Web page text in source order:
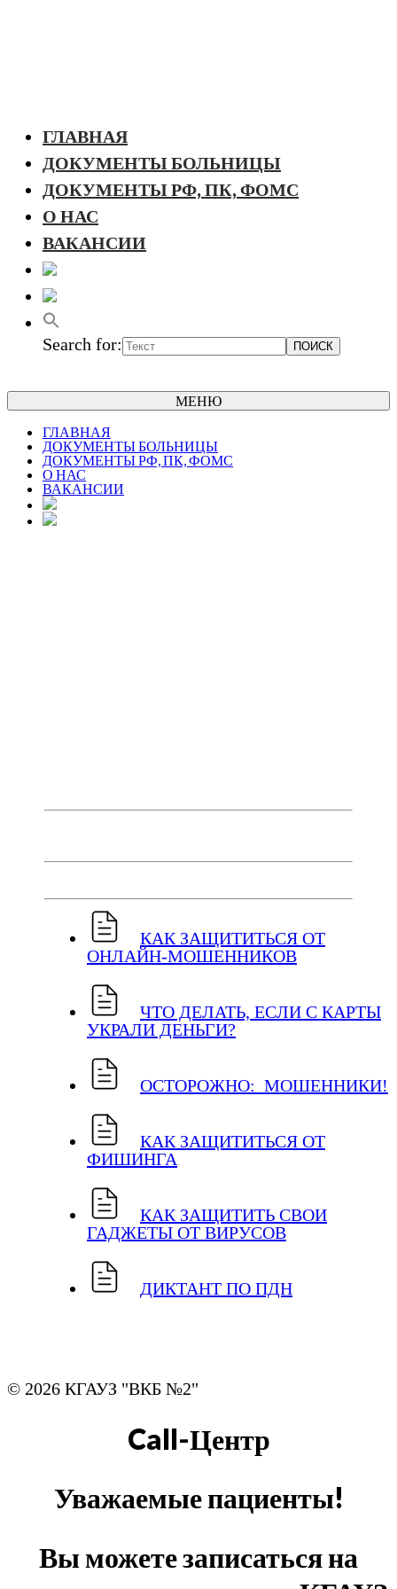
ГЛАВНАЯ
ДОКУМЕНТЫ БОЛЬНИЦЫ
ДОКУМЕНТЫ РФ, ПК, ФОМС
О НАС
ВАКАНСИИ
Search for:
МЕНЮ
ГЛАВНАЯ
ДОКУМЕНТЫ БОЛЬНИЦЫ
ДОКУМЕНТЫ РФ, ПК, ФОМС
О НАС
ВАКАНСИИ
КАК ЗАЩИТИТЬСЯ ОТ
ОНЛАЙН-МОШЕННИКОВ
ЧТО ДЕЛАТЬ, ЕСЛИ С КАРТЫ
УКРАЛИ ДЕНЬГИ?
ОСТОРОЖНО: МОШЕННИКИ!
КАК ЗАЩИТИТЬСЯ ОТ
ФИШИНГА
КАК ЗАЩИТИТЬ СВОИ
ГАДЖЕТЫ ОТ ВИРУСОВ
ДИКТАНТ ПО ПДН
© 2026 КГАУЗ "ВКБ №2"
Call-Центр
Уважаемые пациенты!
Вы можете записаться на